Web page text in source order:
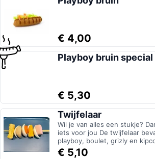
€ 4,00
Playboy bruin special
€ 5,30
Twijfelaar
Wil je van alles een stukje? Dan is deze twijfelaar
iets voor jou De twijfelaar
playboy, boulet, grizly en
€ 5,10